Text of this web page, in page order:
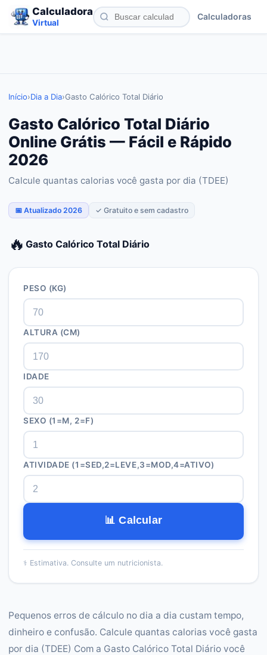
Calculadora
Virtual
Calculadoras
Início›Dia a Dia›Gasto Calórico Total Diário
Gasto Calórico Total Diário
Online Grátis — Fácil e Rápido
2026
Calcule quantas calorias você gasta por dia (TDEE)
📅 Atualizado 2026 ✓ Gratuito e sem cadastro
🔥 Gasto Calórico Total Diário
PESO (KG)
ALTURA (CM)
IDADE
SEXO (1=M, 2=F)
ATIVIDADE (1=SED,2=LEVE,3=MOD,4=ATIVO)
📊 Calcular
⚕️ Estimativa. Consulte um nutricionista.
Pequenos erros de cálculo no dia a dia custam tempo,
dinheiro e confusão. Calcule quantas calorias você gasta
por dia (TDEE) Com a Gasto Calórico Total Diário você